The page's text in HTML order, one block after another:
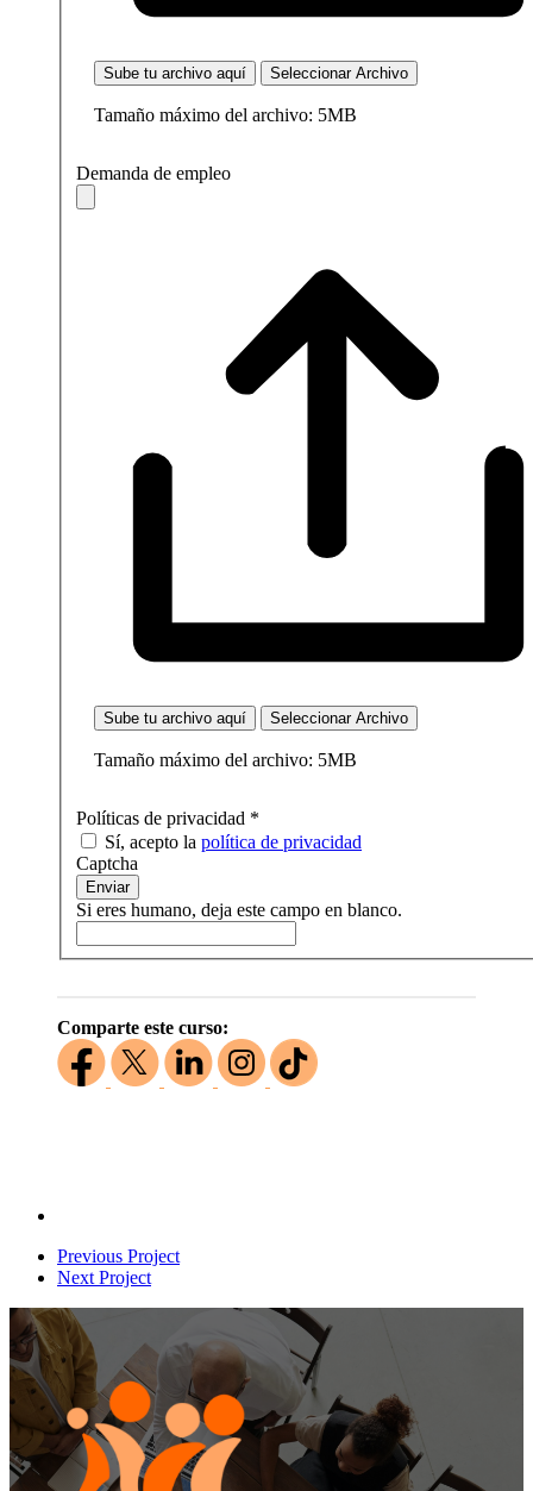
Sube tu archivo aquí Seleccionar Archivo
Tamaño máximo del archivo: 5MB
Demanda de empleo
Sube tu archivo aquí Seleccionar Archivo
Tamaño máximo del archivo: 5MB
Políticas de privacidad *
Sí, acepto la política de privacidad
Captcha
Enviar
Si eres humano, deja este campo en blanco.
Comparte este curso:
Previous Project
Next Project